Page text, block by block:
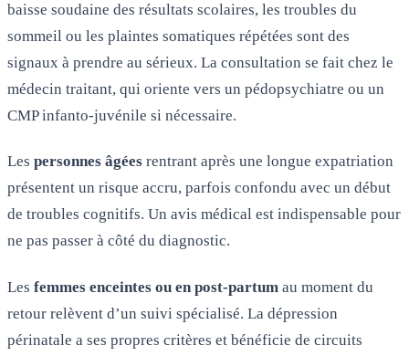
baisse soudaine des résultats scolaires, les troubles du
sommeil ou les plaintes somatiques répétées sont des
signaux à prendre au sérieux. La consultation se fait chez le
médecin traitant, qui oriente vers un pédopsychiatre ou un
CMP infanto-juvénile si nécessaire.
Les personnes âgées rentrant après une longue expatriation
présentent un risque accru, parfois confondu avec un début
de troubles cognitifs. Un avis médical est indispensable pour
ne pas passer à côté du diagnostic.
Les femmes enceintes ou en post-partum au moment du
retour relèvent d’un suivi spécialisé. La dépression
périnatale a ses propres critères et bénéficie de circuits